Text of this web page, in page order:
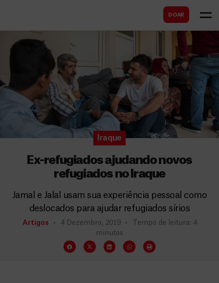
DOAR
Iraque
Ex-refugiados ajudando novos
refugiados no Iraque
Jamal e Jalal usam sua experiência pessoal como
deslocados para ajudar refugiados sírios
Artigos 4 Dezembro, 2019
Tempo de leitura: 4
minutos
a
r